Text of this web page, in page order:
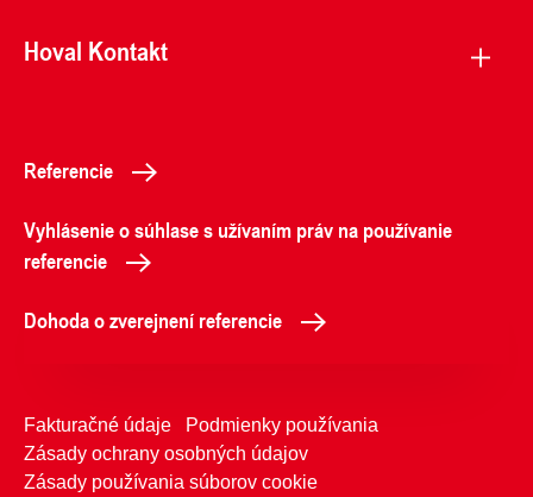
Hoval Kontakt
Referencie
Vyhlásenie o súhlase s užívaním práv na používanie
referencie
Dohoda o zverejnení referencie
Fakturačné údaje
Podmienky používania
Zásady ochrany osobných údajov
Zásady používania súborov cookie